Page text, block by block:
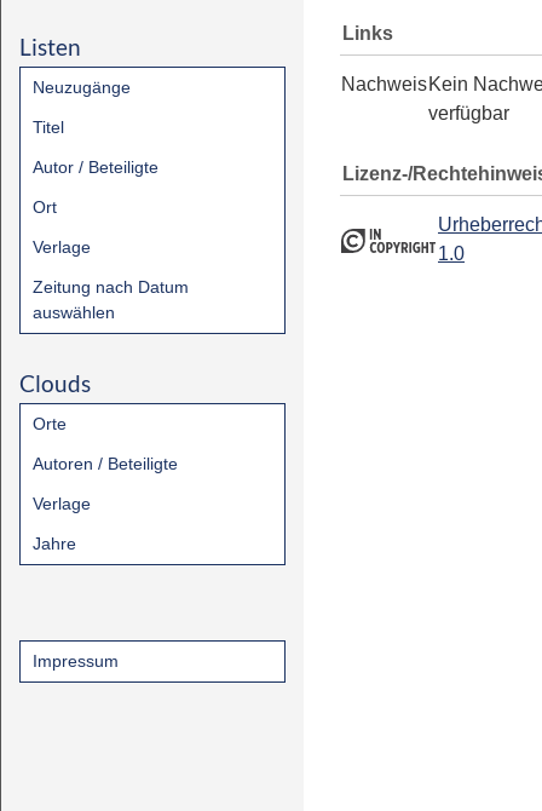
Listen
Neuzugänge
Titel
Autor / Beteiligte
Ort
Verlage
Zeitung nach Datum
auswählen
Clouds
Orte
Autoren / Beteiligte
Verlage
Jahre
Impressum
Links
NachweisKein
verfügbar
Lizenz-/
1.0